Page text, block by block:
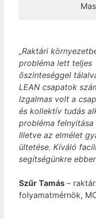
„Raktári
probléma lett teljes
őszinteséggel
LEAN csapatok
Izgalmas volt a
és kollektív tudás
probléma felnyitása
Illetve az elmélet
ültetése. Kíváló
segítségünkre
Szűr Tamás –
folyamatmérnök,